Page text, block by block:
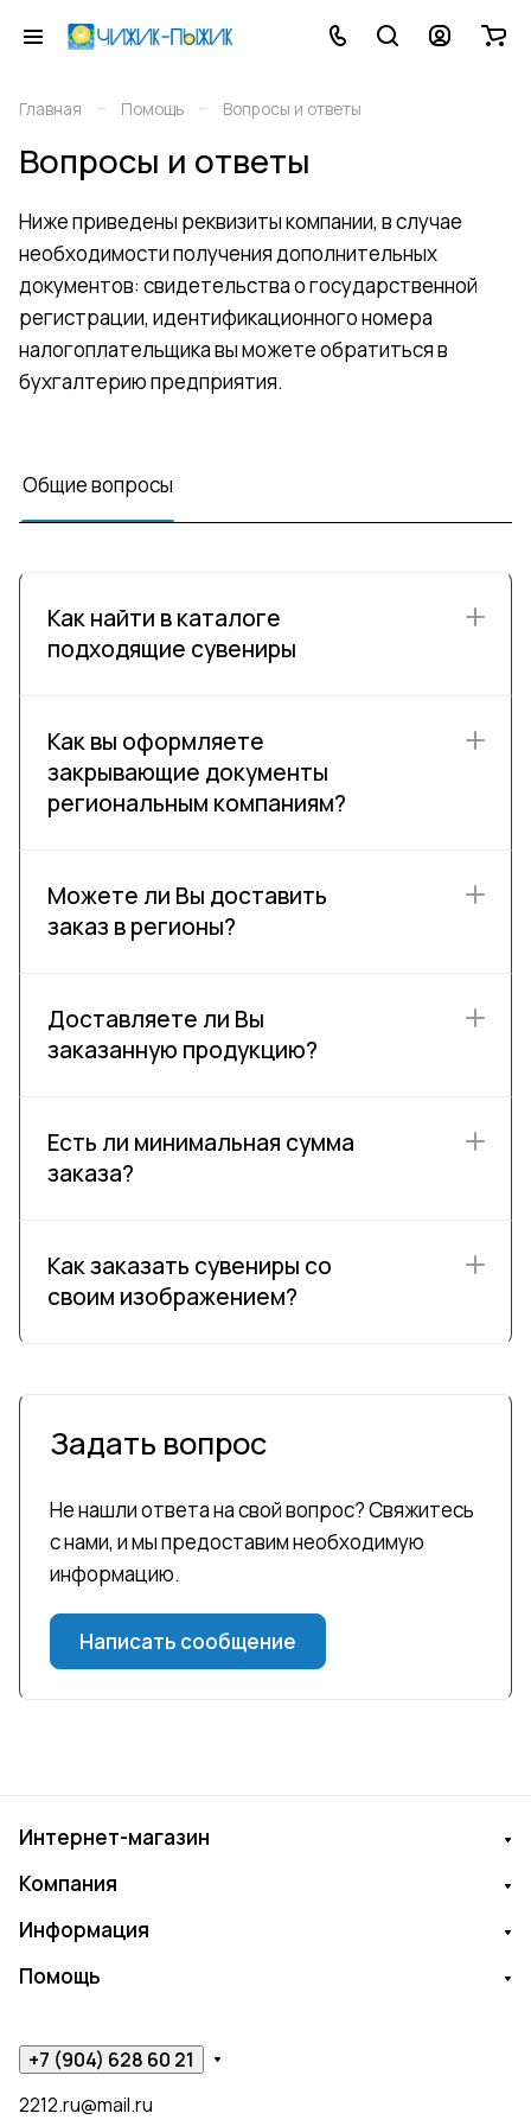
Главная – Помощь – Вопросы и ответы
Вопросы и ответы
Ниже приведены реквизиты компании, в случае
необходимости получения дополнительных
документов: свидетельства о государственной
регистрации, идентификационного номера
налогоплательщика вы можете обратиться в
бухгалтерию предприятия.
Общие вопросы
Как найти в каталоге
подходящие сувениры
Как вы оформляете
закрывающие документы
региональным компаниям?
Можете ли Вы доставить
заказ в регионы?
Доставляете ли Вы
заказанную продукцию?
Есть ли минимальная сумма
заказа?
Как заказать сувениры со
своим изображением?
Задать вопрос
Не нашли ответа на свой вопрос? Свяжитесь
с нами, и мы предоставим необходимую
информацию.
Написать сообщение
Интернет-магазин
Компания
Информация
Помощь
+7 (904) 628 60 21
2212.ru@mail.ru